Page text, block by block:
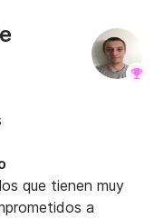
que tienen muy
a